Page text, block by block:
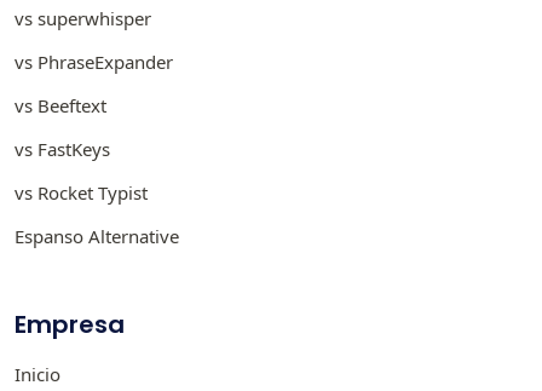
vs superwhisper
vs PhraseExpander
vs Beeftext
vs FastKeys
vs Rocket Typist
Espanso Alternative
Empresa
Inicio